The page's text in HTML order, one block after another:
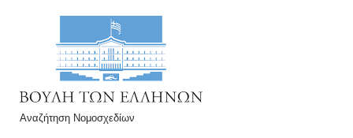
Αναζήτηση Νομοσχεδίων